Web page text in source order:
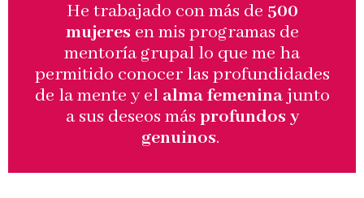
He trabajado con más de 500
mujeres en mis programas de
mentoría grupal lo que me ha
permitido conocer las profundidades
de la mente y el alma femeninajunto
a sus deseos más profundos y
genuinos.